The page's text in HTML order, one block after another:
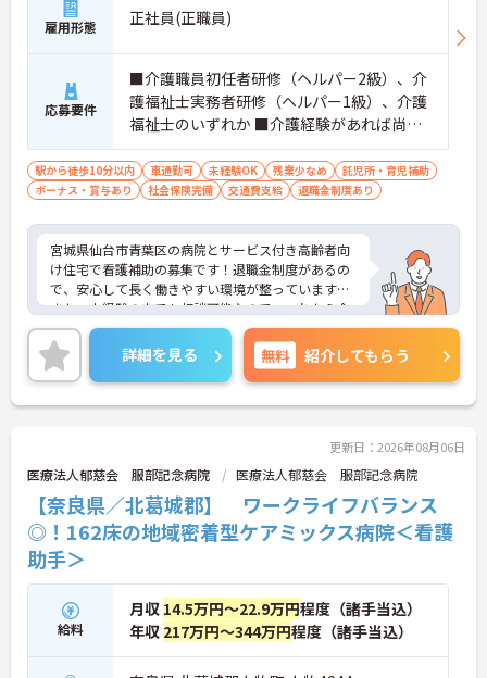
雇用形態 正社員(正職員)
応募要件
■介護職員初任者研修（ヘルパー2級）、介
護福祉士実務者研修（ヘルパー1級）、介護
福祉士のいずれか ■介護経験があれば尚
可 ※未経験相談可
駅から徒歩10分以内 車通勤可 未経験OK 残業少なめ
託児所・育児補助
ボーナス・賞与あり
社会保険完備 交通費支給 退職金制度あり
宮城県仙台市青葉区の病院とサービス付き高齢者向
け住宅で看護補助の募集です！退職金制度があるの
で、安心して長く働きやすい環境が整っています◎
また、未経験の方でも相談可能なので、これから介
護業界に挑戦したい方にピッタリの職場です♪ご興
味のある方は面接ポイントをお伝えしますので、お
気軽にご連絡ください。
詳細を見る 無料 紹介してもらう
更新日：2026年08月06日
医療法人郁慈会 服部記念病院 医療法人郁慈会 服部記念病院
【奈良県／北葛城郡】 ワークライフバランス
◎！162床の地域密着型ケアミックス病院＜看護
助手＞
給料
月収 14.5万円～22.9万円程度（諸手当込）
年収 217万円～344万円程度（諸手当込）